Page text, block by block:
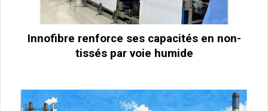
Innofibre renforce ses capacités en non-
tissés par voie humide